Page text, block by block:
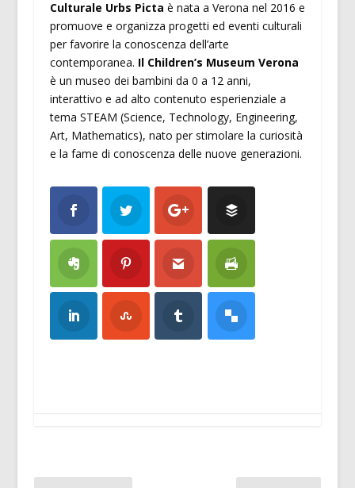
Culturale Urbs Picta è nata a Verona nel 2016 e
promuove e organizza progetti ed eventi culturali
per favorire la conoscenza dell’arte
contemporanea. Il Children’s Museum Verona
è un museo dei bambini da 0 a 12 anni,
interattivo e ad alto contenuto esperienziale a
tema STEAM (Science, Technology, Engineering,
Art, Mathematics), nato per stimolare la curiosità
e la fame di conoscenza delle nuove generazioni.